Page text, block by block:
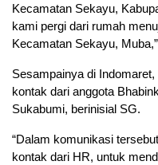
Kecamatan Sekayu,
kami pergi dari rumah
Kecamatan Sekayu,
Sesampainya di
kontak dari anggota
Sukabumi, berinisial SG.
“Dalam komunikasi
kontak dari HR, untuk